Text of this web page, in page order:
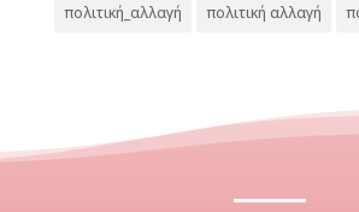
πολιτική_αλλαγή πολιτική αλλαγή